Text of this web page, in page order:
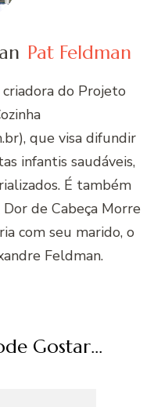
Pat Feldman
do Projeto
que visa difundir
infantis saudáveis,
É também
de Cabeça Morre
com seu marido, o
Feldman.
Gostar...